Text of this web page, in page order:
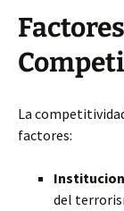
La
factores:
del